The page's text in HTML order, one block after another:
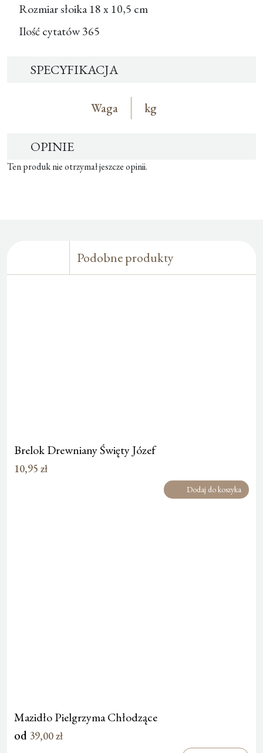
Rozmiar słoika18 x 10,5 cm
Ilość cytatów365
SPECYFIKACJA
Waga kg
OPINIE
Ten produk nie otrzymał jeszcze opinii.
Podobne produkty
Brelok Drewniany Święty Józef
10,95 zł
Dodaj do koszyka
Mazidło Pielgrzyma Chłodzące
od 39,00zł